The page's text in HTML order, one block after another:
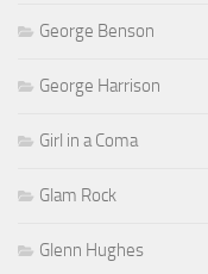
George Benson
George Harrison
Girl in a Coma
Glam Rock
Glenn Hughes